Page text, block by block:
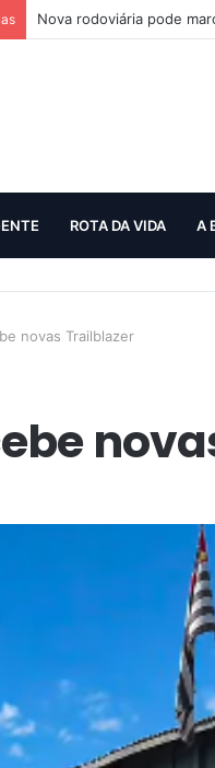
Nova rodoviária pode
ROTA DA VIDA A
novas Trailblazer